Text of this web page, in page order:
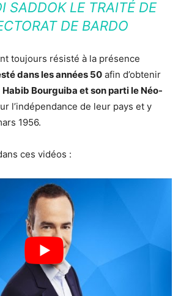
SADDOK LE TRAITÉ DE
DE BARDO
toujours résisté à la présence
dans les années 50 afin d’obtenir
Habib Bourguiba et son parti le Néo-
l’indépendance de leur pays et y
1956.
ces vidéos :